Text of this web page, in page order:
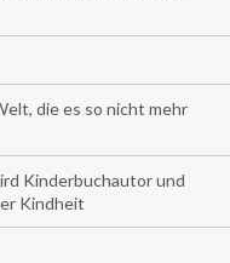
die es so nicht mehr
Kinderbuchautor und
Kindheit